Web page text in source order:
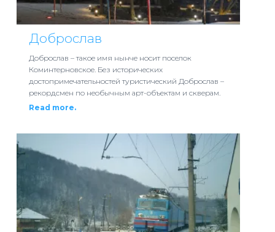
Доброслав
Доброслав – такое имя нынче носит поселок
Коминтерновское. Без исторических
достопримечательностей туристический Доброслав –
рекордсмен по необычным арт-объектам и скверам.
Read more.